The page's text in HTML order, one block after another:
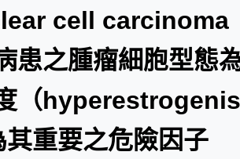
cell carcinoma
患之腫瘤細胞型態
（
重要之危險因子